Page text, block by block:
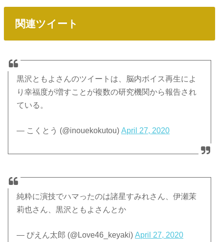
関連ツイート
黒沢ともよさんのツイートは、脳内ボイス再生によ
り幸福度が増すことが複数の研究機関から報告され
ている。
— こくとう (@inouekokutou)April 27, 2020
純粋に演技でハマったのは諸星すみれさん、伊瀬茉
莉也さん、黒沢ともよさんとか
— ぴえん太郎 (@Love46_keyaki)April 27, 2020